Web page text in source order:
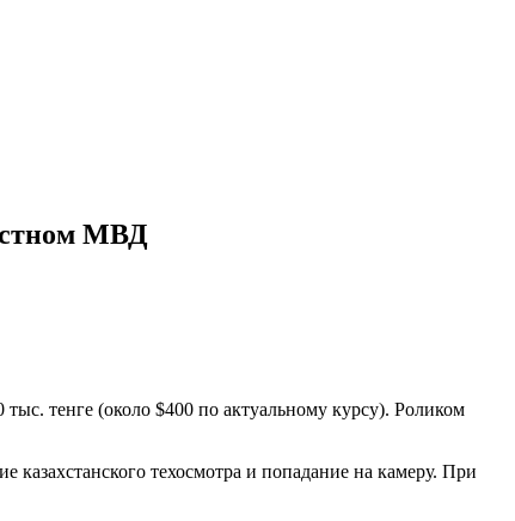
МВД
тенге (около $400 по актуальному курсу). Роликом
казахстанского техосмотра и попадание на камеру. При